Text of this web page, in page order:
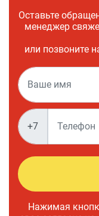
Оставьте
менеджер
или позвоните
Нажимая